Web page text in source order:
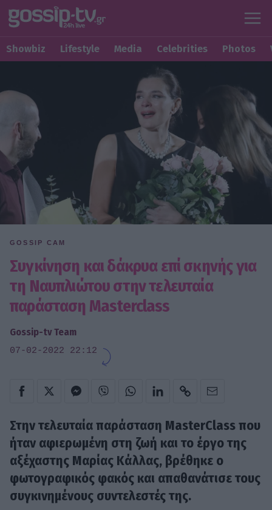
Showbiz Lifestyle Media Celebrities Photos
GOSSIP CAM
Συγκίνηση και δάκρυα επί σκηνής για
τη Ναυπλιώτου στην τελευταία
παράσταση Masterclass
Gossip-tv Team
07-02-2022 22:12
Στην τελευταία παράσταση MasterClass που
ήταν αφιερωμένη στη ζωή και το έργο της
αξέχαστης Μαρίας Κάλλας, βρέθηκε ο
φωτογραφικός φακός και απαθανάτισε τους
συγκινημένους συντελεστές της.